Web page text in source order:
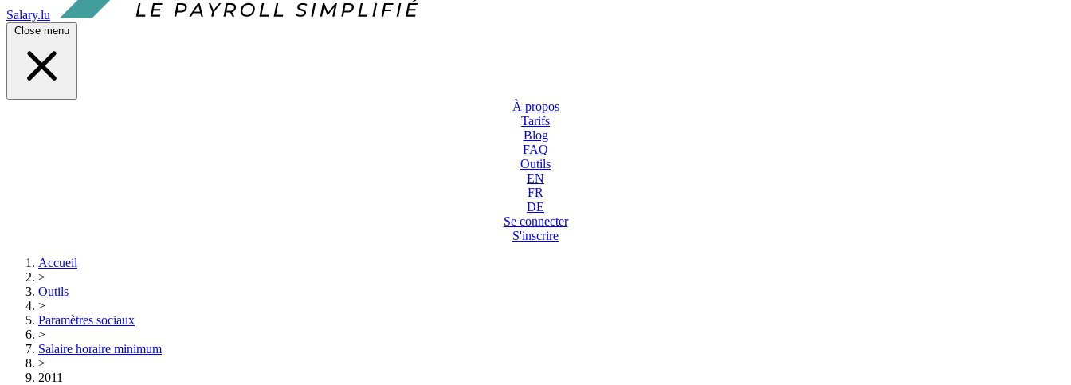
Salary.lu
Close menu
À propos
Tarifs
Blog
FAQ
Outils
EN
FR
DE
Se connecter
S'inscrire
Accueil
>
Outils
>
Paramètres sociaux
>
Salaire horaire minimum
>
2011